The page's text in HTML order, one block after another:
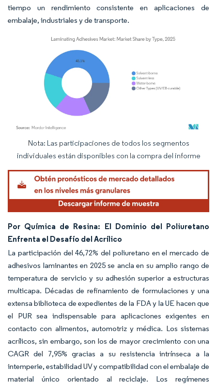
tiempo un rendimiento consistente en aplicaciones de
embalaje, industriales y de transporte.
Imagen © Mordor Intelligence. El uso requiere atribución según CC BY 4.0.
Nota: Las participaciones de todos los segmentos
individuales están disponibles con la compra del informe
Por Química de Resina: El Dominio del Poliuretano
Enfrenta el Desafío del Acrílico
La participación del 46,72% del poliuretano en el mercado de
adhesivos laminantes en 2025 se ancla en su amplio rango de
temperatura de servicio y su adhesión superior a estructuras
multicapa. Décadas de refinamiento de formulaciones y una
extensa biblioteca de expedientes de la FDA y la UE hacen que
el PUR sea indispensable para aplicaciones exigentes en
contacto con alimentos, automotriz y médica. Los sistemas
acrílicos, sin embargo, son los de mayor crecimiento con una
CAGR del 7,95% gracias a su resistencia intrínseca a la
intemperie, estabilidad UV y compatibilidad con el embalaje de
material único orientado al reciclaje. Los regímenes